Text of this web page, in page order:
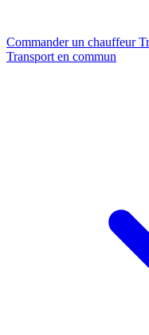
Commander un chauffeur
Transport en commun